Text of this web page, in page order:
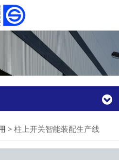
装配生产
> 柱上开关智能装配生产线